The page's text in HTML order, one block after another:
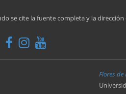
se cite la fuente completa y la
Flores de